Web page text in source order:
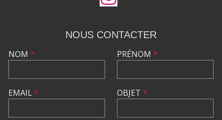
NOUS CONTACTER
NOM *
EMAIL*
PRÉNOM *
OBJET *